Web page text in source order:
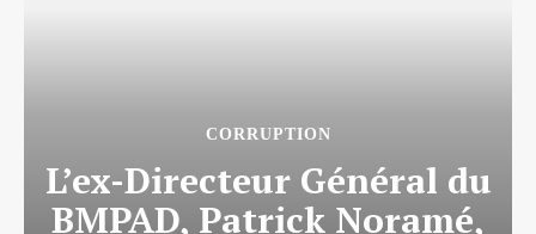
CORRUPTION
L’ex-Directeur Général du
BMPAD, Patrick Noramé,